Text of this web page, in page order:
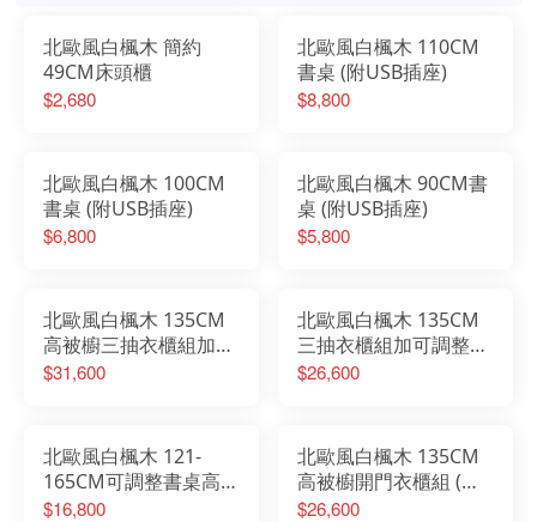
北歐風白楓木 簡約
49CM床頭櫃
$2,680
北歐風白楓木 110CM
書桌 (附USB插座)
$8,800
北歐風白楓木 100CM
書桌 (附USB插座)
$6,800
北歐風白楓木 90CM書
桌 (附USB插座)
$5,800
北歐風白楓木 135CM
高被櫥三抽衣櫃組加可
調整書桌
$31,600
北歐風白楓木 135CM
三抽衣櫃組加可調整書
桌
$26,600
北歐風白楓木 121-
165CM可調整書桌高被
櫥衣櫃組
$16,800
北歐風白楓木 135CM
高被櫥開門衣櫃組 (三
抽+開放)
$26,600